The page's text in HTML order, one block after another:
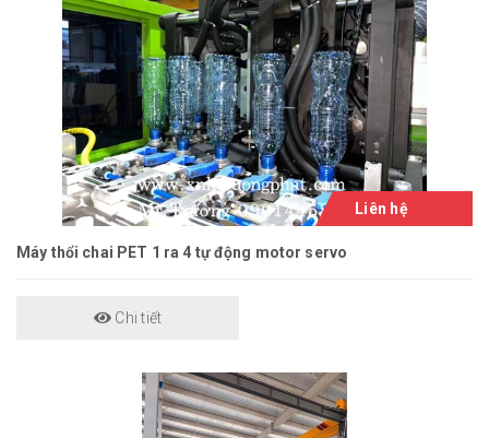
Liên hệ
Máy thổi chai PET 1 ra 4 tự động motor servo
Chi tiết